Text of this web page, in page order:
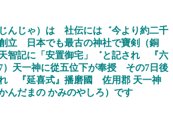
んじゃ） は 社伝には゛今より約二千
立
日本でも最古の神社で寶剣（銅
智記に「安置御宅」
゛と記され 『六
）天一神に從五位下が奉授 その7日後
『延喜式 』 播磨國 佐用郡 天一神
んだまの かみのやしろ） です